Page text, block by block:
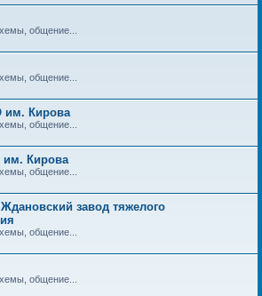
общение...
общение...
им. Кирова
общение...
Кирова
общение...
завод тяжелого
общение...
общение...